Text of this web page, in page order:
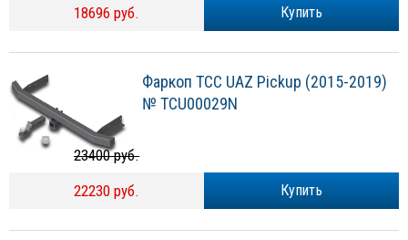
Купить
18696 руб.
Фаркоп TCC UAZ Pickup (2015-2019)
№ TCU00029N
Купить
23400 руб.
22230 руб.